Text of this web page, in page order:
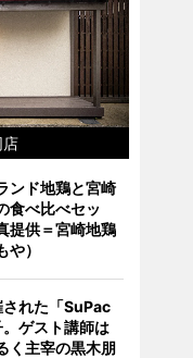
ンド地鶏と宮崎
食べ比べセッ
提供＝宮崎地鶏
や）
れた「SuPac
ゲスト講師は
く主宰の黒木朋